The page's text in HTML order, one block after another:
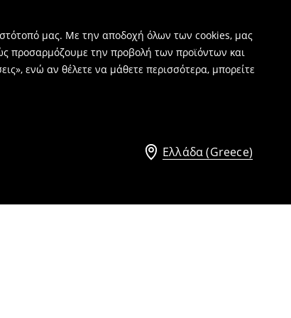
μας. Με την αποδοχή όλων των cookies, μας
προσαρμόζουμε την προβολή των προϊόντων και
ενώ αν θέλετε να μάθετε περισσότερα, μπορείτε
Ελλάδα (Greece)